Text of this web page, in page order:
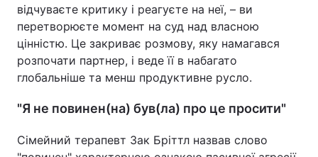
відчуваєте критику і реагуєте на неї, – ви
перетворюєте момент на суд над власною
цінністю. Це закриває розмову, яку намагався
розпочати партнер, і веде її в набагато
глобальніше та менш продуктивне русло.
"Я не повинен(на) був(ла) про це просити"
Сімейний терапевт Зак Бріттл назвав слово